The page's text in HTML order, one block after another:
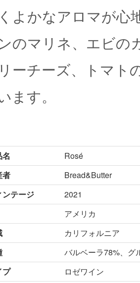
よかなアロマが心
のマリネ、エビの
ーチーズ、トマト
ます。
Rosé
者
Bread&Butter
ンテージ
2021
アメリカ
カリフォルニア
バルベーラ78%、グ
プ
ロゼワイン